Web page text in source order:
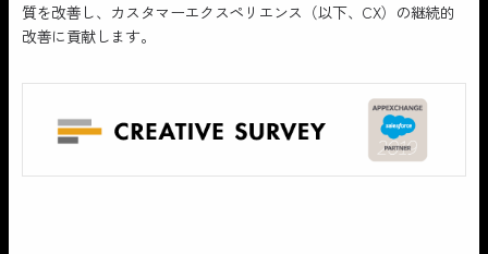
質を改善し、カスタマーエクスペリエンス（以下、CX）の継続的
改善に貢献します。